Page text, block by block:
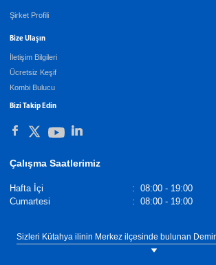
Şirket Profili
Bize Ulaşın
İletişim Bilgileri
Ücretsiz Keşif
Kombi Bulucu
Bizi Takip Edin
Çalışma Saatlerimiz
Hafta İçi : 08:00 - 19:00
Cumartesi
: 08:00 - 19:00
Sizleri Kütahya ilinin Merkez ilçesinde bulunan
Demiroğlu Ticaret showroomumuza bekliyoruz. Tel: